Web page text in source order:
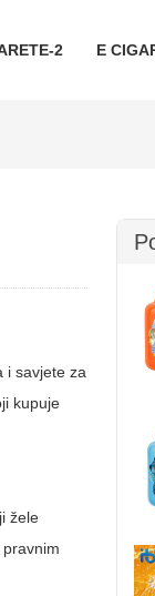
2 E
i savjete za
kupuje
žele